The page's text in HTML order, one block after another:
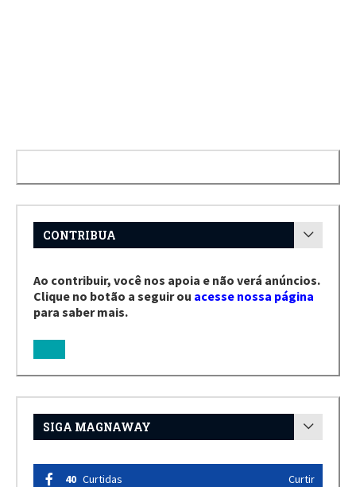
CONTRIBUA
Ao contribuir, você nos apoia e não verá anúncios.
Clique no botão a seguir ou acesse nossa página
para saber mais.
SIGA MAGNAWAY
40 Curtidas Curtir